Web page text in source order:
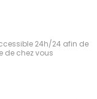
24h/24 afin de
de chez vous